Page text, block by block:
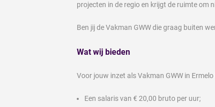
projecten in de regio en krijgt de ruimte om
Ben jij de Vakman GWW die graag buiten
Wat wij bieden
Voor jouw inzet als Vakman GWW in
Een salaris van € 20,00 bruto per uur;